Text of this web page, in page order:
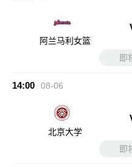
阿兰马利女篮
即
14:00 08-06
北京大学
即